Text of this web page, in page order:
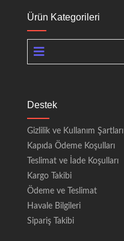
Ürün Kategorileri
Destek
Gizlilik ve Kullanım Şartları
Kapıda Ödeme Koşulları
Teslimat ve İade Koşulları
Kargo Takibi
Ödeme ve Teslimat
Havale Bilgileri
Sipariş Takibi